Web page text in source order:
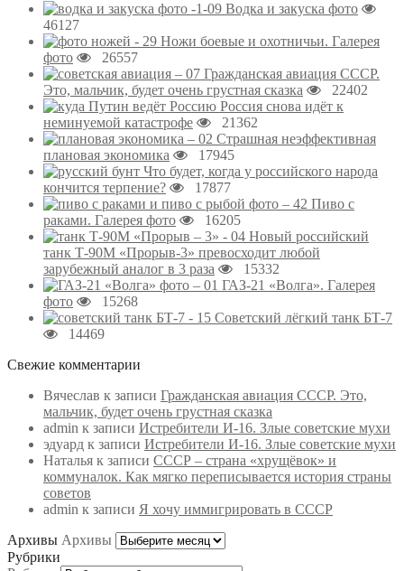
Водка и закуска фото
46127
Ножи боевые и охотничьи. Галерея
фото
26557
Гражданская авиация СССР.
Это, мальчик, будет очень грустная сказка
22402
Россия снова идёт к
неминуемой катастрофе
21362
Страшная неэффективная
плановая экономика
17945
Что будет, когда у российского народа
кончится терпение?
17877
Пиво с
раками. Галерея фото
16205
Новый российский
танк Т-90М «Прорыв-3» превосходит любой
зарубежный аналог в 3 раза
15332
ГАЗ-21 «Волга». Галерея
фото
15268
Советский лёгкий танк БТ-7
14469
Свежие комментарии
Вячеслав к записи Гражданская авиация СССР. Это,
мальчик, будет очень грустная сказка
admin к записи Истребители И-16. Злые советские мухи
эдуард к записи Истребители И-16. Злые советские мухи
Наталья к записи СССР – страна «хрущёвок» и
коммуналок. Как мягко переписывается история страны
советов
admin к записи Я хочу иммигрировать в СССР
Архивы Архивы
Рубрики